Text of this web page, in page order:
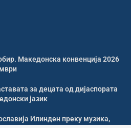
Македонска конвенција 2026
за децата од дијаспората
јазик
Илинден преку музика,